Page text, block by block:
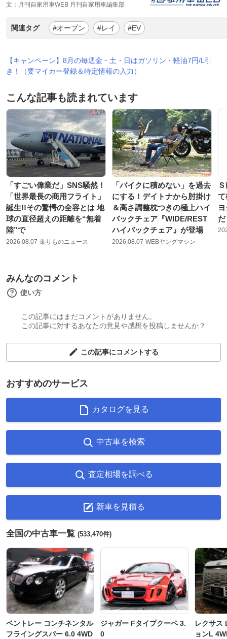
文：月刊自家用車WEB 月刊自家用車編集部
関連タグ #オープン #レイ #EV
【キャンペーン】8月の毎週金・土・日はガソリン・軽油7円/L引
き！（要マイカー登録＆特定情報の入力）
こんな記事も読まれています
「すごい偉業だ」SNS騒然！
「世界最長の商用フライト」
誕生!!その驚愕の全容とは 地
球の直径超えの距離を“無着
陸”で
2026.08.07 乗りものニュース
「バイクに積めない」を過去
にする！デイトナから肘掛け
＆高さ調整枕つきの極上ハイ
バックチェア『WIDE/REST
ハイバックチェア』が登場
2026.08.07 WEBヤングマシン
みんなのコメント
使い方
この記事にはまだコメントがありません。
この記事に対するあなたの意見や感想を投稿しませんか？
この記事にコメントする
おすすめのサービス
カタログを見る
中古車を検索
査定相場を調べる
新車を見積る
全国の中古車一覧 (533,470件)
ベントレー コンチネンタル
フライングスパー 6.0 4WD
ジャガー Fタイプクーペ 3.
0
レクサス
ョンL